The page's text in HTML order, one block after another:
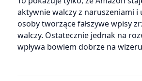
aktywnie walczy z naruszeniami
osoby tworzące fałszywe wpisy
walczy. Ostatecznie jednak na
wpływa bowiem dobrze na